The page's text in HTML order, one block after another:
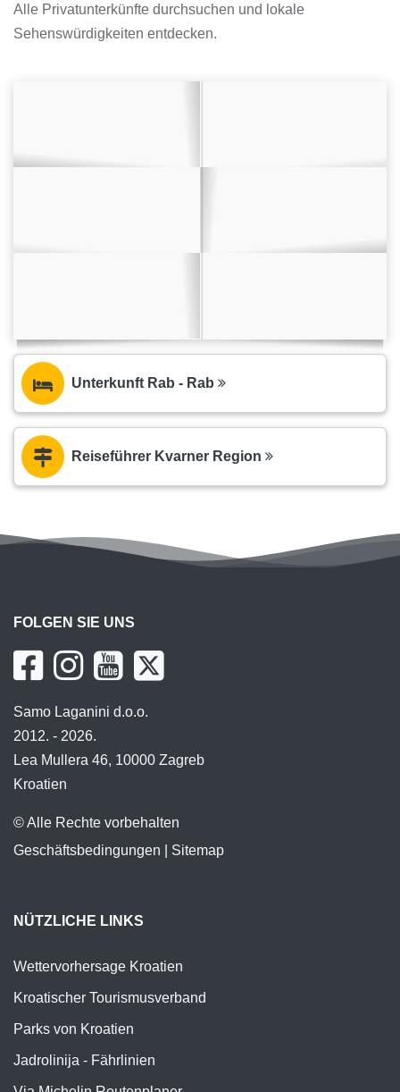
Alle Privatunterkünfte durchsuchen und lokale
Sehenswürdigkeiten entdecken.
Unterkunft Rab - Rab
Reiseführer Kvarner Region
FOLGEN SIE UNS
Samo Laganini d.o.o.
2012. - 2026.
Lea Mullera 46, 10000 Zagreb
Kroatien
© Alle Rechte vorbehalten
Geschäftsbedingungen
Sitemap
NÜTZLICHE LINKS
Wettervorhersage Kroatien
Kroatischer Tourismusverband
Parks von Kroatien
Jadrolinija - Fährlinien